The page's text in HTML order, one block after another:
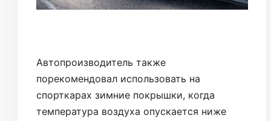
Автопроизводитель также
порекомендовал использовать на
спорткарах зимние покрышки, когда
температура воздуха опускается ниже